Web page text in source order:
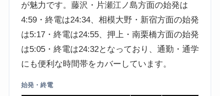
が魅力です。藤沢・片瀬江ノ島方面の始発は
4:59・終電は24:34、相模大野・新宿方面の始発
は5:17・終電は24:55、押上・南栗橋方面の始発
は5:05・終電は24:32となっており、通勤・通学
にも便利な時間帯をカバーしています。
始発・終電